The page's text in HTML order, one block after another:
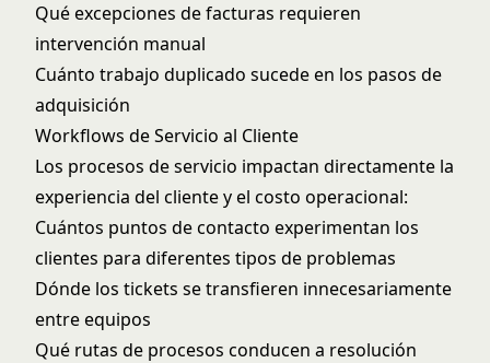
Qué excepciones de facturas requieren
intervención manual
Cuánto trabajo duplicado sucede en los pasos de
adquisición
Workflows de Servicio al Cliente
Los procesos de servicio impactan directamente la
experiencia del cliente y el costo operacional:
Cuántos puntos de contacto experimentan los
clientes para diferentes tipos de problemas
Dónde los tickets se transfieren innecesariamente
entre equipos
Qué rutas de procesos conducen a resolución